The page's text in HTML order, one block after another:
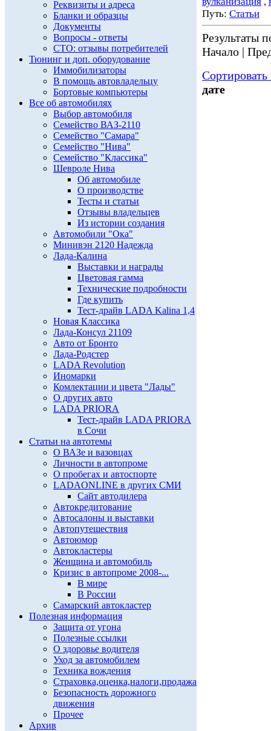
Реквизиты и адреса
Бланки и образцы
Документы
Вопросы - ответы
СТО: отзывы потребителей
Тюнинг и доп. оборудование
Иммобилизаторы
В помощь автовладельцу
Бортовые компьютеры
Все об автомобилях
Выбор автомобиля
Семейство ВАЗ-2110
Семейство "Самара"
Семейство "Нива"
Семейство "Классика"
Шевроле Нива
Об автомобиле
О производстве
Тесты и статьи
Отзывы владельцев
Из истории создания
Автомобили "Ока"
Минивэн 2120 Надежда
Лада-Калина
Выставки и награды
Цветовая гамма
Технические подробности
Где купить
Тест-драйв LADA Kalina 1,4
Новая Классика
Лада-Консул 21109
Авто от Бронто
Лада-Родстер
LADA Revolution
Иномарки
Комлектации и цвета "Лады"
О других авто
LADA PRIORA
Тест-драйв LADA PRIORA
в Сочи
Статьи на автотемы
О ВАЗе и вазовцах
Личности в автопроме
О пробегах и автоспорте
LADAONLINE в других СМИ
Сайт автодилера
Автокредитование
Автосалоны и выставки
Автопутешествия
Автоюмор
Автокластеры
Женщина и автомобиль
Кризис в автопроме 2008-...
В мире
В России
Самарский автокластер
Полезная информация
Защита от угона
Полезные ссылки
О здоровье водителя
Уход за автомобилем
Техника вождения
Страховка,оценка,налоги,продажа
Безопасность дорожного
движения
Прочее
Архив
Путь: Статьи
Результаты
Начало |
дате